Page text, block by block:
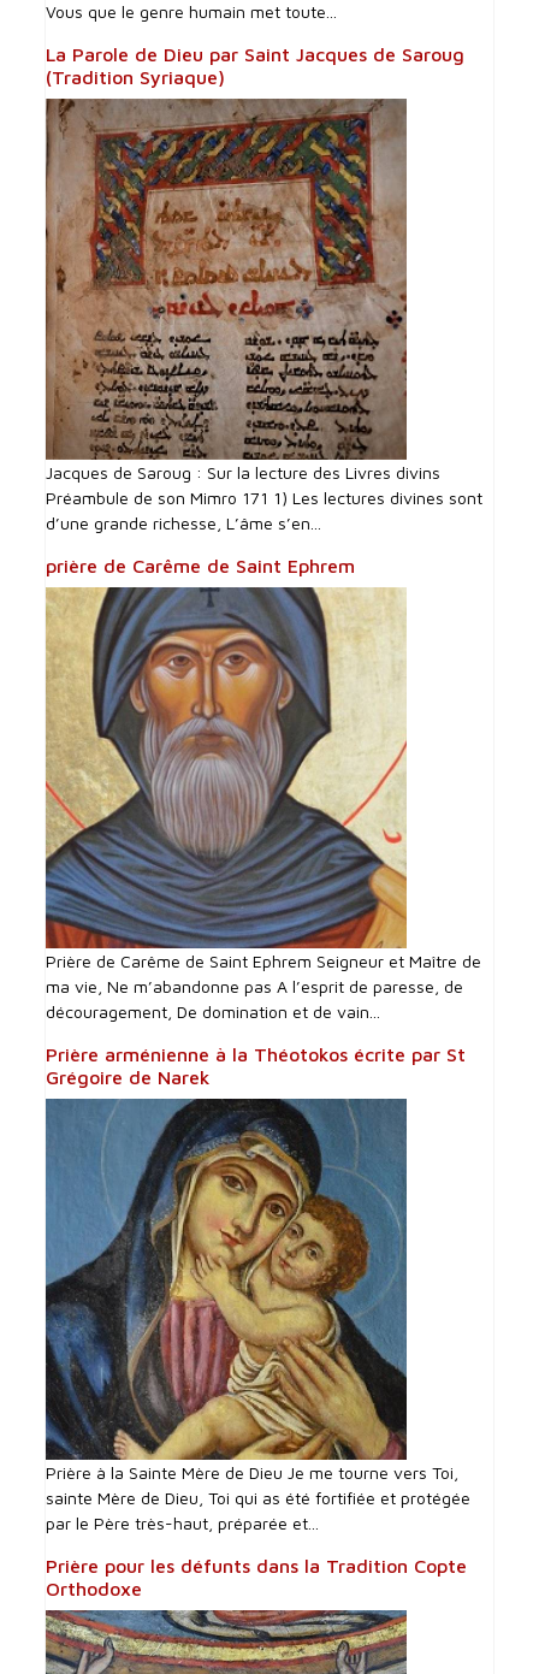
Vous que le genre humain met toute...
La Parole de Dieu par Saint Jacques de Saroug
(Tradition Syriaque)
Jacques de Saroug : Sur la lecture des Livres divins
Préambule de son Mimro 171 1) Les lectures divines sont
d’une grande richesse, L’âme s’en...
prière de Carême de Saint Ephrem
Prière de Carême de Saint Ephrem Seigneur et Maître de
ma vie, Ne m’abandonne pas A l’esprit de paresse, de
découragement, De domination et de vain...
Prière arménienne à la Théotokos écrite par St
Grégoire de Narek
Prière à la Sainte Mère de Dieu Je me tourne vers Toi,
sainte Mère de Dieu, Toi qui as été fortifiée et protégée
par le Père très-haut, préparée et...
Prière pour les défunts dans la Tradition Copte
Orthodoxe